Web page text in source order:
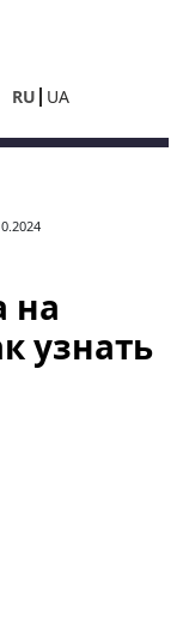
RU UA
на
узнать